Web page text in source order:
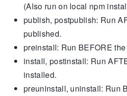
(Also run on local npm
publish, postpublish: Run
published.
preinstall: Run BEFORE
install, postinstall: Run
installed.
preuninstall, uninstall: Run